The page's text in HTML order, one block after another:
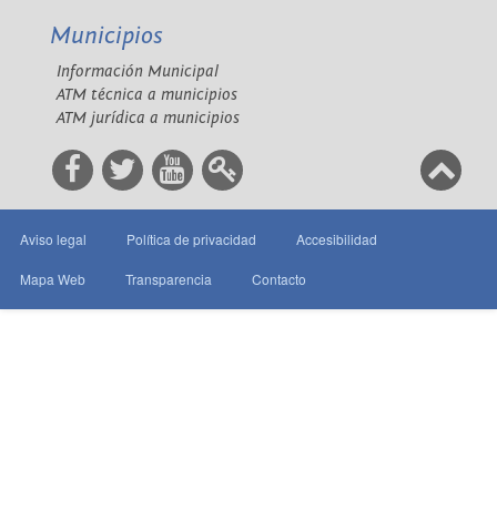
Municipios
Información Municipal
ATM técnica a municipios
ATM jurídica a municipios
Aviso legal Política de privacidad Accesibilidad
Mapa Web Transparencia Contacto